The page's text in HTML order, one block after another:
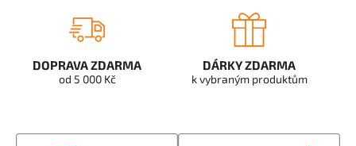
DOPRAVA ZDARMA
od 5 000 Kč
DÁRKY ZDARMA
k vybraným produktům